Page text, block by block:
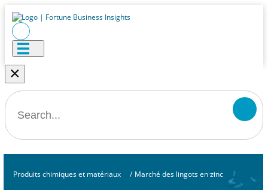
×
Produits chimiques et matériaux / Marché des lingots en zinc